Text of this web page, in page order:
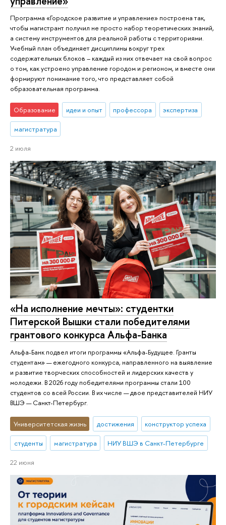
Программа «Городское развитие и управление» построена так,
чтобы магистрант получил не просто набор теоретических знаний,
а систему инструментов для реальной работы с территориями.
Учебный план объединяет дисциплины вокруг трех
содержательных блоков – каждый из них отвечает на свой вопрос
о том, как устроено управление городом и регионом, и вместе они
формируют понимание того, что представляет собой
образовательная программа.
Образование идеи и опыт профессора экспертиза
магистратура
2 июля
«На исполнение мечты»: студентки
Питерской Вышки стали победителями
грантового конкурса Альфа-Банка
Альфа-Банк подвел итоги программы «Альфа-Будущее. Гранты
студентам» — ежегодного конкурса, направленного на выявление
и развитие творческих способностей и лидерских качеств у
молодежи. В 2026 году победителями программы стали 100
студентов со всей России. В их числе — двое представителей НИУ
ВШЭ — Санкт-Петербург.
Университетская жизнь достижения конструктор успеха
студенты магистратура НИУ ВШЭ в Санкт-Петербурге
22 июня